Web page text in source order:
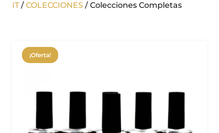
IT/ COLECCIONES / Colecciones Completas
¡Oferta!